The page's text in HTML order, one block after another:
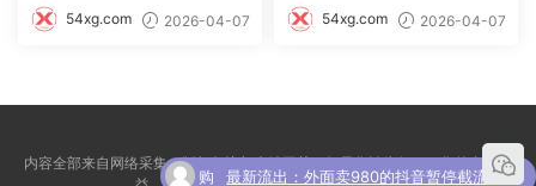
54xg.com 2026-04-07
益
54xg.com 2026-04-07
内容全部来自网络采集，版权争议与本站无关，如果您认为侵犯了您的合法权
购 最新流出：外面卖980的抖音暂停截流技术